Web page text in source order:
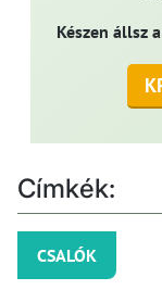
Készen állsz
Címkék:
CSALÓK